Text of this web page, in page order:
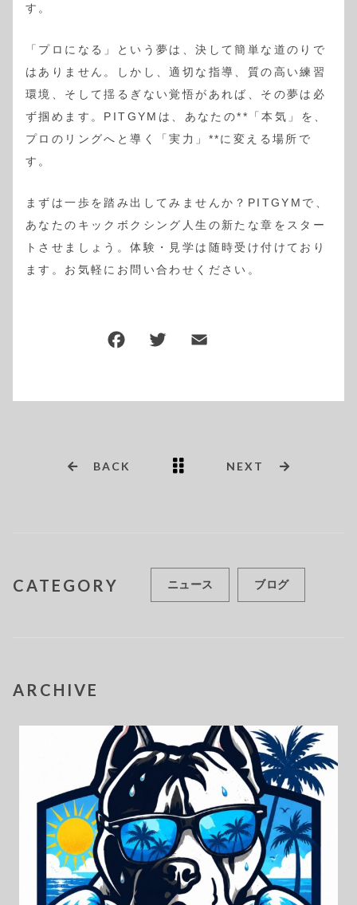
す。
「プロになる」という夢は、決して簡単な道のりで
はありません。しかし、適切な指導、質の高い練習
環境、そして揺るぎない覚悟があれば、その夢は必
ず掴めます。PITGYMは、あなたの**「本気」を、
プロのリングへと導く「実力」**に変える場所で
す。
まずは一歩を踏み出してみませんか？PITGYMで、
あなたのキックボクシング人生の新たな章をスター
トさせましょう。体験・見学は随時受け付けており
ます。お気軽にお問い合わせください。
BACK NEXT
CATEGORY ニュース ブログ
ARCHIVE